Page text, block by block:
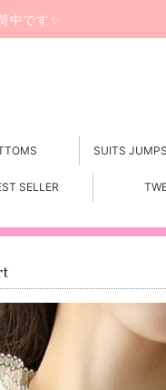
中です✨
SUITS
SELLER